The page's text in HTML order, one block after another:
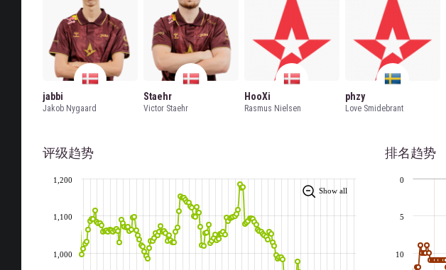
jabbi
Jakob Nygaard
Staehr
Victor Staehr
HooXi
Rasmus Nielsen
phzy
Love Smidebrant
评级趋势
1,000
1,100
1,200
Show all
排名趋势
0
5
10